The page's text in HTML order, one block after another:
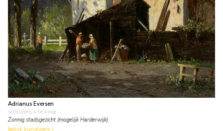
Adrianus Eversen
schilderij • te koop
Zonnig stadsgezicht (mogelijk Harderwijk)
bekijk kunstwerk